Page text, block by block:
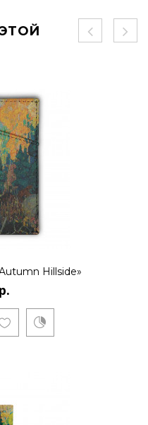
Hillside»